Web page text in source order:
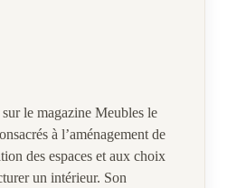
le magazine Meubles le
à l’aménagement de
des espaces et aux choix
un intérieur. Son